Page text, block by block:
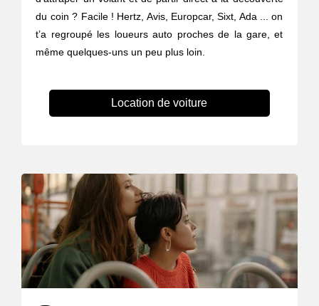
du coin ? Facile ! Hertz, Avis, Europcar, Sixt, Ada ... on
t’a regroupé les loueurs auto proches de la gare, et
même quelques-uns un peu plus loin.
Location de voiture